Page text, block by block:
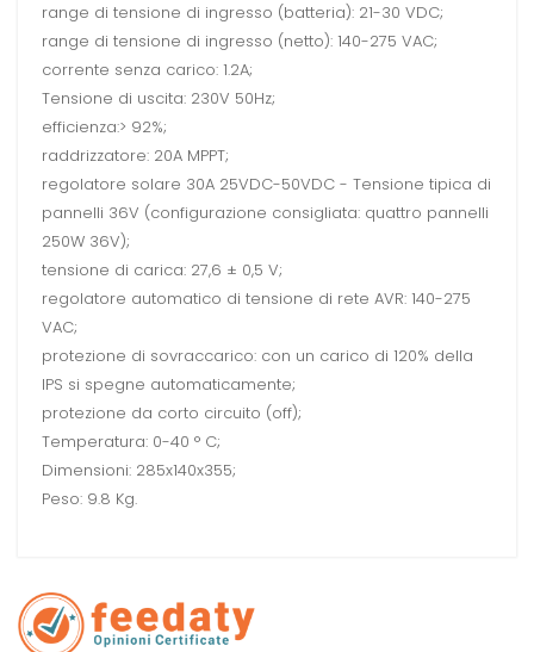
range di tensione di ingresso (batteria): 21-30 VDC;
range di tensione di ingresso (netto): 140-275 VAC;
corrente senza carico: 1.2A;
Tensione di uscita: 230V 50Hz;
efficienza:> 92%;
raddrizzatore: 20A MPPT;
regolatore solare 30A 25VDC-50VDC - Tensione tipica di
pannelli 36V (configurazione consigliata: quattro pannelli
250W 36V);
tensione di carica: 27,6 ± 0,5 V;
regolatore automatico di tensione di rete AVR: 140-275
VAC;
protezione di sovraccarico: con un carico di 120% della
IPS si spegne automaticamente;
protezione da corto circuito (off);
Temperatura: 0-40 ° C;
Dimensioni: 285x140x355;
Peso: 9.8 Kg.